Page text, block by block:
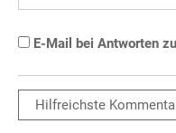
E-Mail bei Antworten
Hilfreichste